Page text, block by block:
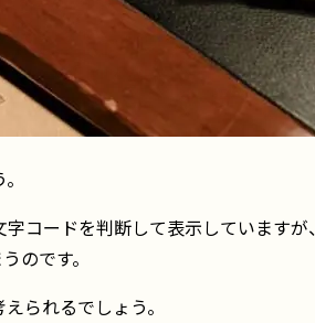
コードを判断して表示していますが、
のです。
られるでしょう。